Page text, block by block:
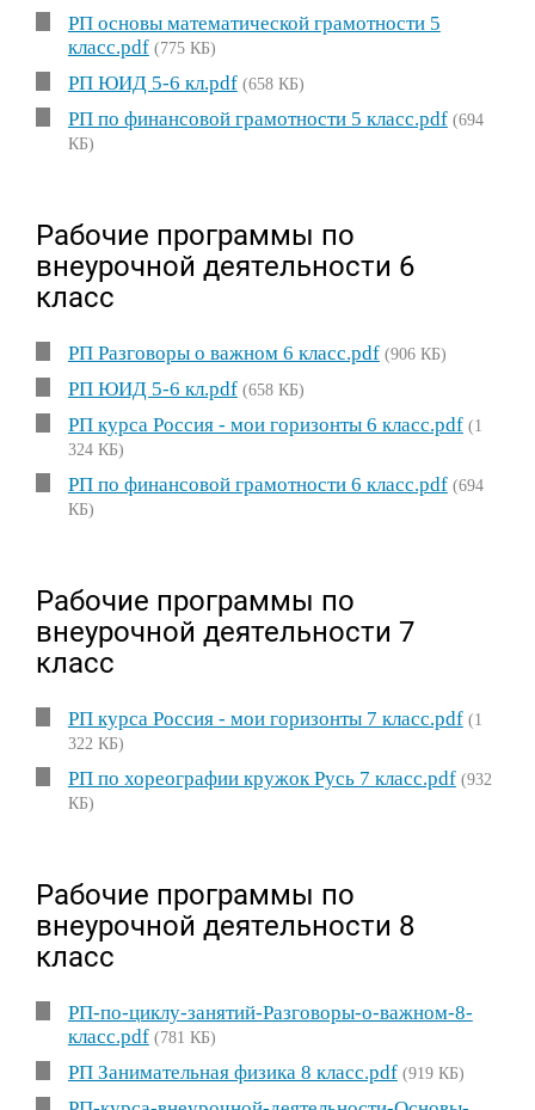
РП основы математической грамотности 5
класс.pdf (775 КБ)
РП ЮИД 5-6 кл.pdf (658 КБ)
РП по финансовой грамотности 5 класс.pdf (694
КБ)
Рабочие программы по
внеурочной деятельности 6
класс
РП Разговоры о важном 6 класс.pdf (906 КБ)
РП ЮИД 5-6 кл.pdf (658 КБ)
РП курса Россия - мои горизонты 6 класс.pdf (1
324 КБ)
РП по финансовой грамотности 6 класс.pdf (694
КБ)
Рабочие программы по
внеурочной деятельности 7
класс
РП курса Россия - мои горизонты 7 класс.pdf (1
322 КБ)
РП по хореографии кружок Русь 7 класс.pdf (932
КБ)
Рабочие программы по
внеурочной деятельности 8
класс
РП-по-циклу-занятий-Разговоры-о-важном-8-
класс.pdf (781 КБ)
РП Занимательная физика 8 класс.pdf (919 КБ)